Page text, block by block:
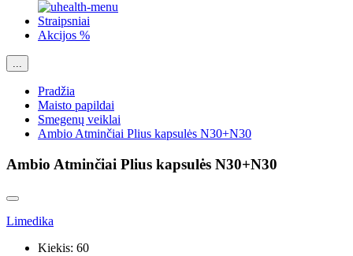
Straipsniai
Akcijos %
...
Pradžia
Maisto papildai
Smegenų veiklai
Ambio Atminčiai Plius kapsulės N30+N30
Ambio Atminčiai Plius kapsulės N30+N30
Limedika
Kiekis: 60